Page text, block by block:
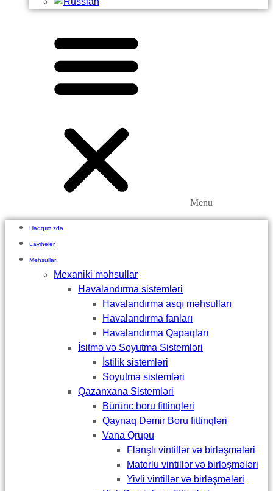
Menu
Haqqımızda
Layihələr
Məhsullar
Mexaniki məhsullar
Havalandırma sistemləri
Havalandırma asqı məhsulları
Havalandırma fanları
Havalandırma Qapaqları
İsitmə və Soyutma Sistemləri
İstilik sistemləri
Soyutma sistemləri
Qazanxana Sistemləri
Bürünc boru fittinqleri
Qaynaq Dəmir Boru fittinqləri
Vana Qrupu
Flanşlı vintillər və birləşmələri
Matorlu vintillər və birləşmələri
Yivli vintillər və birləşmələri